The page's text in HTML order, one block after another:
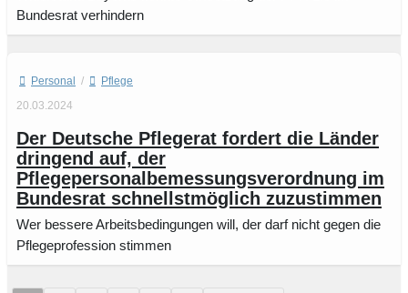
Bundesrat verhindern
Personal /
Pflege
20.03.2024
Der Deutsche Pflegerat fordert die Länder
dringend auf, der
Pflegepersonalbemessungsverordnung im
Bundesrat schnellstmöglich zuzustimmen
Wer bessere Arbeitsbedingungen will, der darf nicht gegen die
Pflegeprofession stimmen